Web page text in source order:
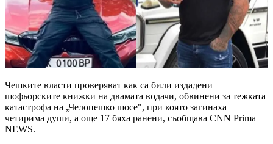
Чешките власти проверяват как са били издадени
шофьорските книжки на двамата водачи, обвинени за тежката
катастрофа на „Челопешко шосе", при която загинаха
четирима души, а още 17 бяха ранени, съобщава CNN Prima
NEWS.